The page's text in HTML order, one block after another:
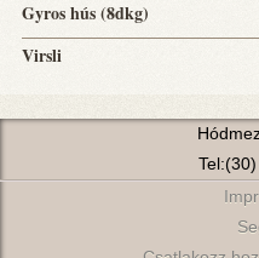
Gyros hús (8dkg)
Virsli